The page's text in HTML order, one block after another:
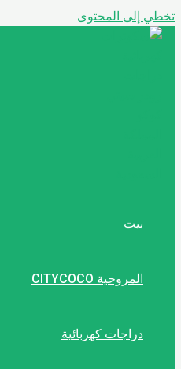
تخطي إلى المحتوى
بيت
المروحية CITYCOCO
دراجات كهربائية